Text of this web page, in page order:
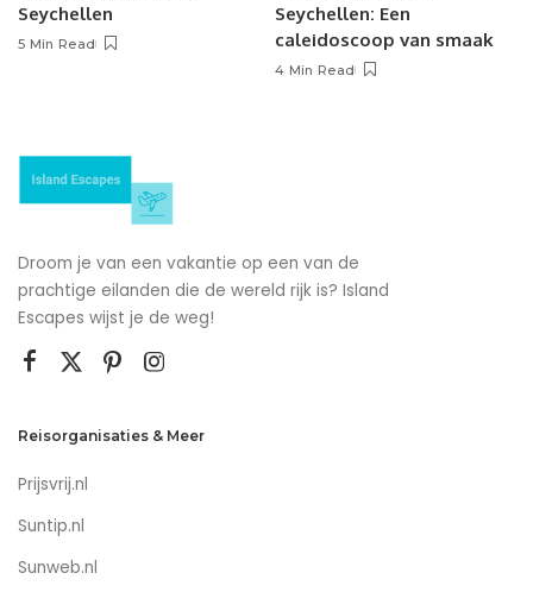
Seychellen
5 Min Read
Seychellen: Een
caleidoscoop van smaak
4 Min Read
Droom je van een vakantie op een van de
prachtige eilanden die de wereld rijk is? Island
Escapes wijst je de weg!
Reisorganisaties & Meer
Prijsvrij.nl
Suntip.nl
Sunweb.nl